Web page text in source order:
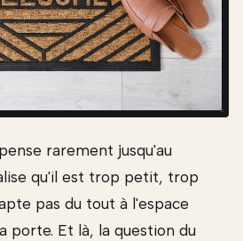
rarement jusqu'au
qu'il est trop petit, trop
pas du tout à l'espace
porte. Et là, la question du